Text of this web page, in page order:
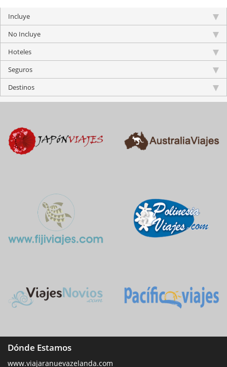
Incluye
No Incluye
Hoteles
Seguros
Destinos
Dónde Estamos
www.viajaranuevazelanda.com